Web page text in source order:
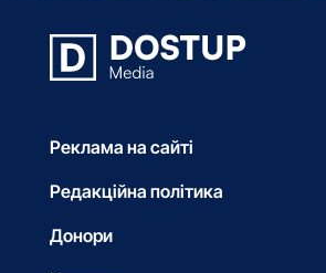
Реклама на сайті
Редакційна політика
Донори